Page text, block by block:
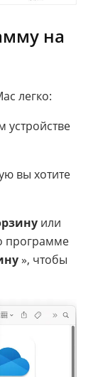
на
легко:
устройстве
вы хотите
или
программе
», чтобы